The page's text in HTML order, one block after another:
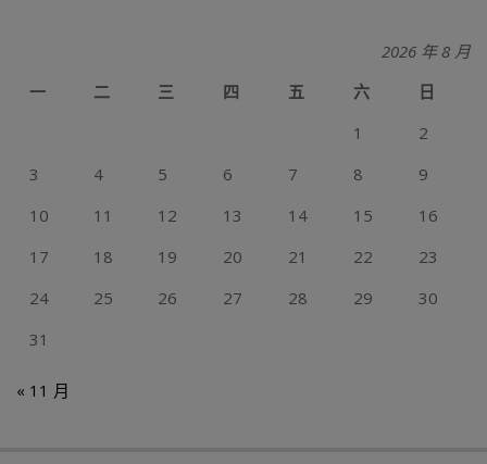
2026 年 8 月
一
二 三 四 五 六
日
1
2
3
4 5 6 7 8
9
10
11 12 13 14 15
16
17
18 19 20 21 22
23
24
25 26 27 28 29
30
31
« 11 月